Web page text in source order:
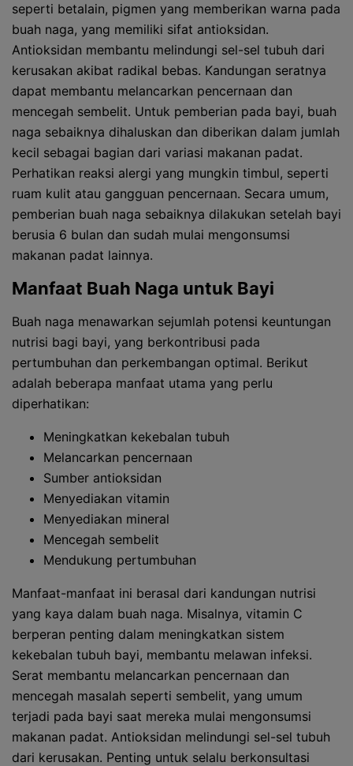
seperti betalain, pigmen yang memberikan warna pada
buah naga, yang memiliki sifat antioksidan.
Antioksidan membantu melindungi sel-sel tubuh dari
kerusakan akibat radikal bebas. Kandungan seratnya
dapat membantu melancarkan pencernaan dan
mencegah sembelit. Untuk pemberian pada bayi, buah
naga sebaiknya dihaluskan dan diberikan dalam jumlah
kecil sebagai bagian dari variasi makanan padat.
Perhatikan reaksi alergi yang mungkin timbul, seperti
ruam kulit atau gangguan pencernaan. Secara umum,
pemberian buah naga sebaiknya dilakukan setelah bayi
berusia 6 bulan dan sudah mulai mengonsumsi
makanan padat lainnya.
Manfaat Buah Naga untuk Bayi
Buah naga menawarkan sejumlah potensi keuntungan
nutrisi bagi bayi, yang berkontribusi pada
pertumbuhan dan perkembangan optimal. Berikut
adalah beberapa manfaat utama yang perlu
diperhatikan:
Meningkatkan kekebalan tubuh
Melancarkan pencernaan
Sumber antioksidan
Menyediakan vitamin
Menyediakan mineral
Mencegah sembelit
Mendukung pertumbuhan
Manfaat-manfaat ini berasal dari kandungan nutrisi
yang kaya dalam buah naga. Misalnya, vitamin C
berperan penting dalam meningkatkan sistem
kekebalan tubuh bayi, membantu melawan infeksi.
Serat membantu melancarkan pencernaan dan
mencegah masalah seperti sembelit, yang umum
terjadi pada bayi saat mereka mulai mengonsumsi
makanan padat. Antioksidan melindungi sel-sel tubuh
dari kerusakan. Penting untuk selalu berkonsultasi